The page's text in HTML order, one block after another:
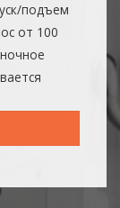
подъем
от 100